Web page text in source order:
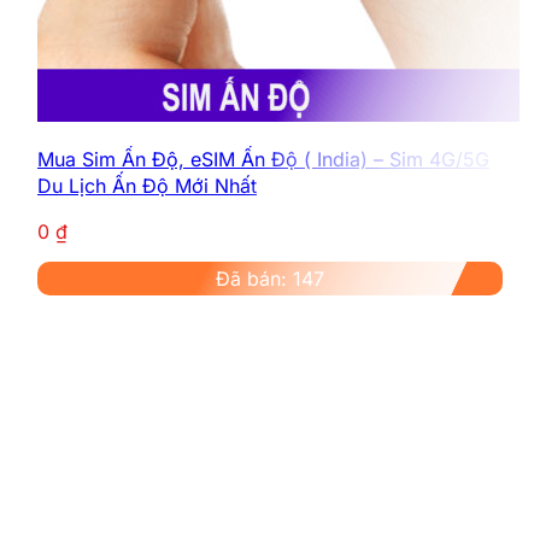
Mua Sim Ấn Độ, eSIM Ấn Độ ( India) – Sim 4G/5G
Du Lịch Ấn Độ Mới Nhất
0 ₫
Đã bán: 147